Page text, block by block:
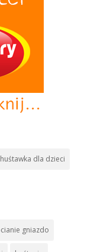
dla dzieci
gniazdo